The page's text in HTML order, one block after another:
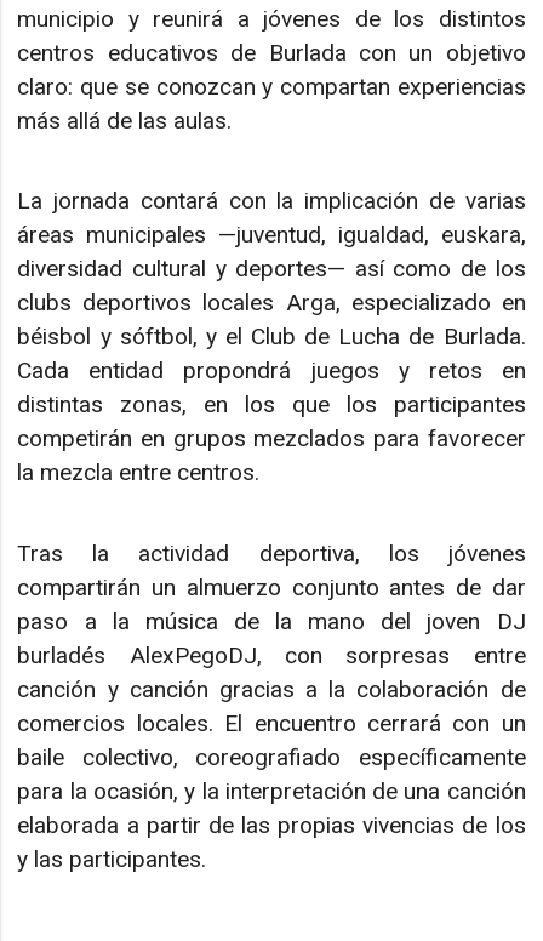
municipio y reunirá a jóvenes de los distintos
centros educativos de Burlada con un objetivo
claro: que se conozcan y compartan experiencias
más allá de las aulas.
La jornada contará con la implicación de varias
áreas municipales —juventud, igualdad, euskara,
diversidad cultural y deportes— así como de los
clubs deportivos locales Arga, especializado en
béisbol y sóftbol, y el Club de Lucha de Burlada.
Cada entidad propondrá juegos y retos en
distintas zonas, en los que los participantes
competirán en grupos mezclados para favorecer
la mezcla entre centros.
Tras la actividad deportiva, los jóvenes
compartirán un almuerzo conjunto antes de dar
paso a la música de la mano del joven DJ
burladés AlexPegoDJ, con sorpresas entre
canción y canción gracias a la colaboración de
comercios locales. El encuentro cerrará con un
baile colectivo, coreografiado específicamente
para la ocasión, y la interpretación de una canción
elaborada a partir de las propias vivencias de los
y las participantes.